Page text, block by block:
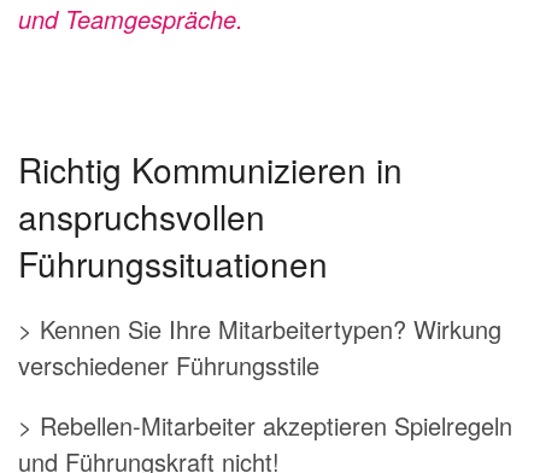
und Teamgespräche.
Richtig Kommunizieren in
anspruchsvollen
Führungssituationen
> Kennen Sie Ihre Mitarbeitertypen? Wirkung
verschiedener Führungsstile
> Rebellen-Mitarbeiter akzeptieren Spielregeln
und Führungskraft nicht!